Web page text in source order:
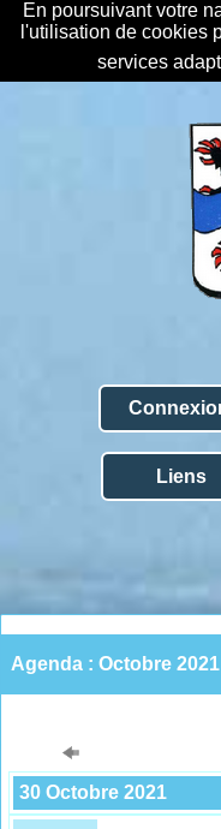
En poursuivant votre
l'utilisation de cookies
services
Liens
Agenda : Octobre 2021
30 Octobre 2021